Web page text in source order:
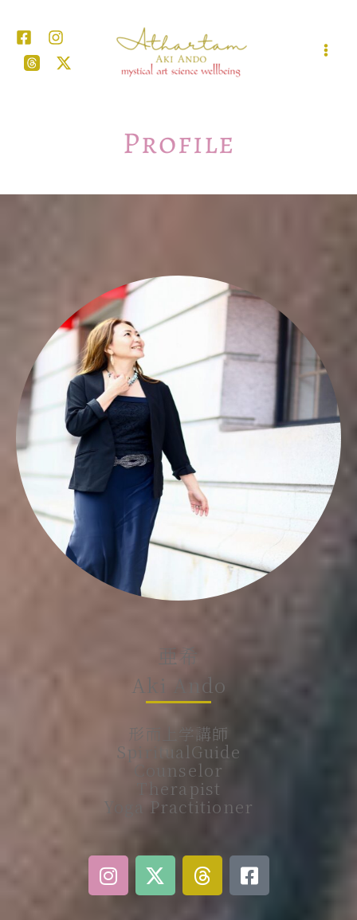
Profile
亜希
Aki Ando
形而上学講師
SpiritualGuide
Counselor
Therapist
Yoga Practitioner
I
n
s
X
-
t
T
h
r
F
a
c